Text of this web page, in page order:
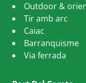
Outdoor &
Tir amb arc
Caiac
Barranquisme
Via ferrada